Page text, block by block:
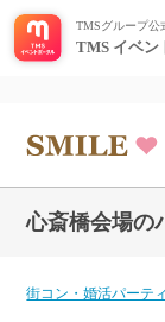
ログイン
はじめての
今週の婚活
TMSグループ公
TMS イベン
心斎橋会場の
街コン・婚活パーテ